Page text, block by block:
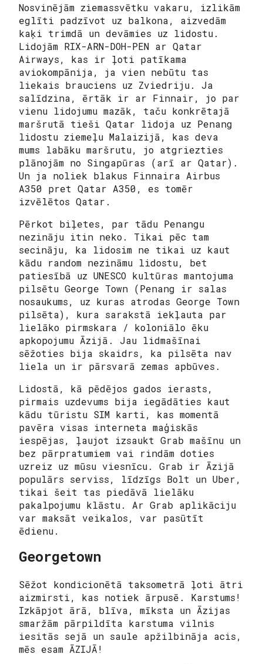
Nosvinējām ziemassvētku vakaru, izlikām
eglīti padzīvot uz balkona, aizvedām
kaķi trimdā un devāmies uz lidostu.
Lidojām RIX-ARN-DOH-PEN ar Qatar
Airways, kas ir ļoti patīkama
aviokompānija, ja vien nebūtu tas
liekais brauciens uz Zviedriju. Ja
salīdzina, ērtāk ir ar Finnair, jo par
vienu lidojumu mazāk, taču konkrētajā
maršrutā tieši Qatar lidoja uz Penang
lidostu ziemeļu Malaizijā, kas deva
mums labāku maršrutu, jo atgriezties
plānojām no Singapūras (arī ar Qatar).
Un ja noliek blakus Finnaira Airbus
A350 pret Qatar A350, es tomēr
izvēlētos Qatar.
Pērkot biļetes, par tādu Penangu
nezināju itin neko. Tikai pēc tam
secināju, ka lidosim ne tikai uz kaut
kādu random nezināmu lidostu, bet
patiesībā uz UNESCO kultūras mantojuma
pilsētu George Town (Penang ir salas
nosaukums, uz kuras atrodas George Town
pilsēta), kura sarakstā iekļauta par
lielāko pirmskara / koloniālo ēku
apkopojumu Āzijā. Jau lidmašīnai
sēžoties bija skaidrs, ka pilsēta nav
liela un ir pārsvarā zemas apbūves.
Lidostā, kā pēdējos gados ierasts,
pirmais uzdevums bija iegādāties kaut
kādu tūristu SIM karti, kas momentā
pavēra visas interneta maģiskās
iespējas, ļaujot izsaukt Grab mašīnu un
bez pārpratumiem vai rindām doties
uzreiz uz mūsu viesnīcu. Grab ir Āzijā
populārs serviss, līdzīgs Bolt un Uber,
tikai šeit tas piedāvā lielāku
pakalpojumu klāstu. Ar Grab aplikāciju
var maksāt veikalos, var pasūtīt
ēdienu.
Georgetown
Sēžot kondicionētā taksometrā ļoti ātri
aizmirsti, kas notiek ārpusē. Karstums!
Izkāpjot ārā, blīva, mīksta un Āzijas
smaržām pārpildīta karstuma vilnis
iesitās sejā un saule apžilbināja acis,
mēs esam ĀZIJĀ!